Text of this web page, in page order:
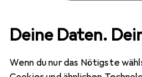
Deine Daten.
Wenn du nur das Nötigste
Aufbewahrung + Ordnung
Türstopper